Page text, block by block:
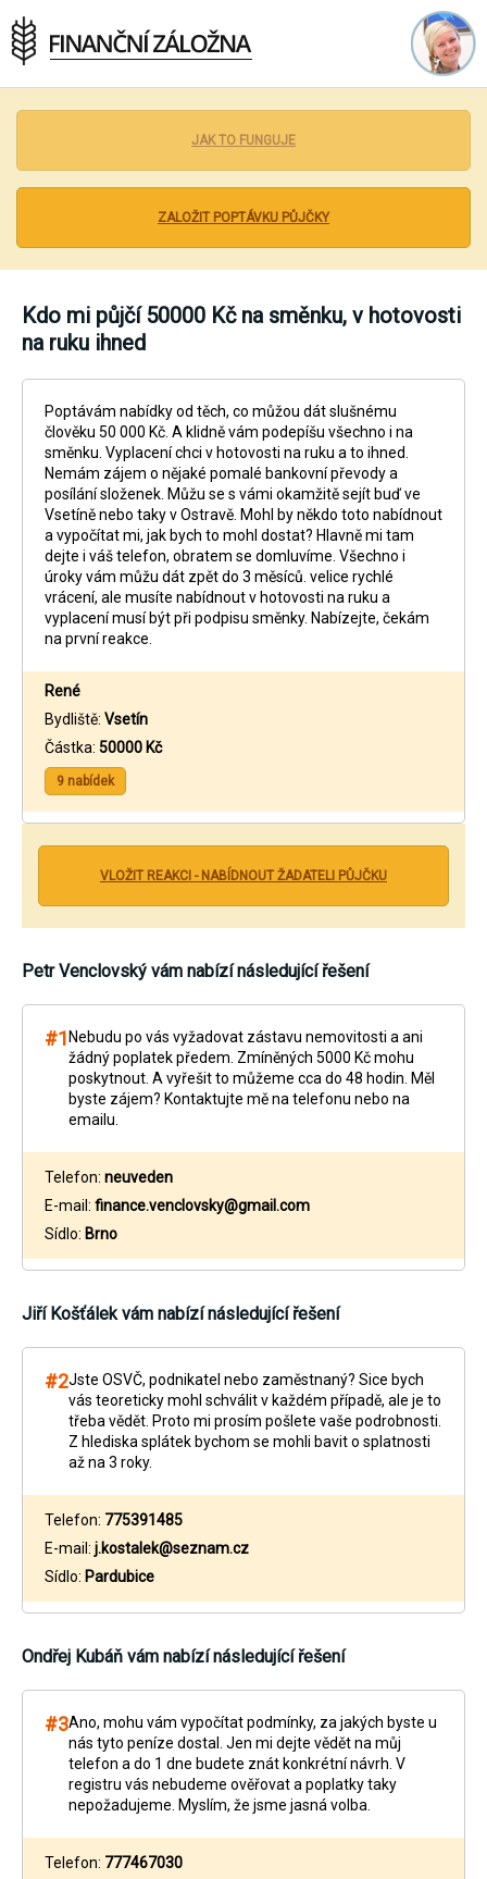
podvodu
JAK TO FUNGUJE
ZALOŽIT POPTÁVKU PŮJČKY
Kdo mi půjčí 50000 Kč na směnku, v hotovosti
na ruku ihned
Poptávám nabídky od těch, co můžou dát slušnému
člověku 50 000 Kč. A klidně vám podepíšu všechno i na
směnku. Vyplacení chci v hotovosti na ruku a to ihned.
Nemám zájem o nějaké pomalé bankovní převody a
posílání složenek. Můžu se s vámi okamžitě sejít buď ve
Vsetíně nebo taky v Ostravě. Mohl by někdo toto nabídnout
a vypočítat mi, jak bych to mohl dostat? Hlavně mi tam
dejte i váš telefon, obratem se domluvíme. Všechno i
úroky vám můžu dát zpět do 3 měsíců. velice rychlé
vrácení, ale musíte nabídnout v hotovosti na ruku a
vyplacení musí být při podpisu směnky. Nabízejte, čekám
na první reakce.
René
Bydliště: Vsetín
Částka: 50000 Kč
9 nabídek
VLOŽIT REAKCI - NABÍDNOUT ŽADATELI PŮJČKU
Petr Venclovský vám nabízí následující řešení
#1 Nebudu po vás vyžadovat zástavu nemovitosti a ani
žádný poplatek předem. Zmíněných 5000 Kč mohu
poskytnout. A vyřešit to můžeme cca do 48 hodin. Měl
byste zájem? Kontaktujte mě na telefonu nebo na
emailu.
Telefon: neuveden
E-mail: finance.venclovsky@gmail.com
Sídlo: Brno
Jiří Košťálekvám nabízí následující řešení
#2Jste OSVČ, podnikatel nebo zaměstnaný? Sice bych
vás teoreticky mohl schválit v každém případě, ale je to
třeba vědět. Proto mi prosím pošlete vaše podrobnosti.
Z hlediska splátek bychom se mohli bavit o splatnosti
až na 3 roky.
Telefon: 775391485
E-mail: j.kostalek@seznam.cz
Sídlo: Pardubice
Ondřej Kubáň vám nabízí následující řešení
#3Ano, mohu vám vypočítat podmínky, za jakých byste u
nás tyto peníze dostal. Jen mi dejte vědět na můj
telefon a do 1 dne budete znát konkrétní návrh. V
registru vás nebudeme ověřovat a poplatky taky
nepožadujeme. Myslím, že jsme jasná volba.
Telefon: 777467030